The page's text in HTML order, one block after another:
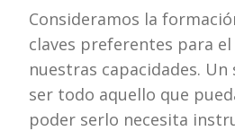
Consideramos la
claves preferentes para
nuestras capacidades.
ser todo aquello que
poder serlo necesita